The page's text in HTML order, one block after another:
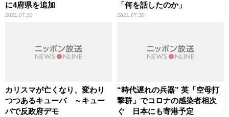
に4府県を追加
2021.07.30
「何を話したのか」
2021.07.30
カリスマが亡くなり、変わり
つつあるキューバ ～キュー
バで反政府デモ
“時代遅れの兵器” 英「空母打
撃群」でコロナの感染者相次
ぐ 日本にも寄港予定